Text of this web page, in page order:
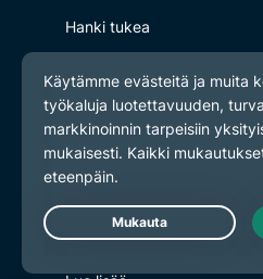
Hanki tukea
Ohjeet VPN:n asentamiseen
Usein kysyttyä
Contact support
Osta VPN
Learn More